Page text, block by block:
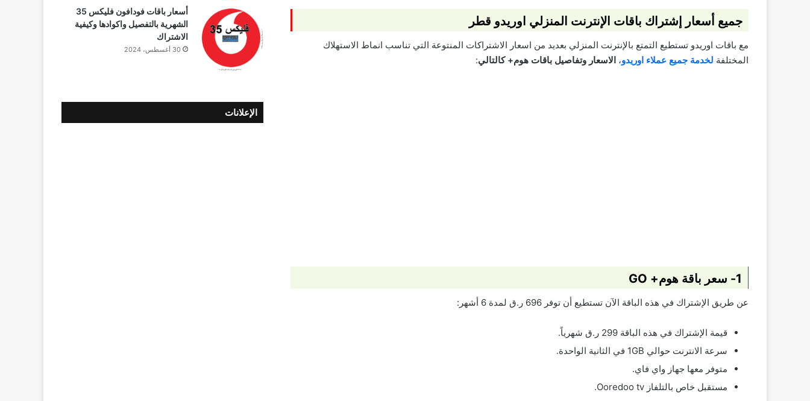
جميع أسعار إشتراك باقات الإنترنت المنزلي اوريدو قطر
مع باقات اوريدو تستطيع التمتع بالإنترنت المنزلي بعديد من اسعار الاشتراكات المنتوعة التي تناسب انماط الاستهلاك
المختلفة لخدمة جميع عملاء اوريدو، الاسعار وتفاصيل باقات هوم+ كالتالي:
1- سعر باقة هوم+ GO
عن طريق الإشتراك في هذه الباقة الآن تستطيع أن توفر 696 ر.ق لمدة 6 أشهر:
قيمة الإشتراك في هذه الباقة 299 ر.ق شهرياً.
سرعة الانترنت حوالي 1GB في الثانية الواحدة.
متوفر معها جهاز واي فاي.
مستقبل خاص بالتلفاز Ooredoo tv.
أسعار باقات فودافون فلیکس 35
الشهرية بالتفصيل واكوادها وكيفية
الاشتراك
30 أغسطس، 2024
الإعلانات